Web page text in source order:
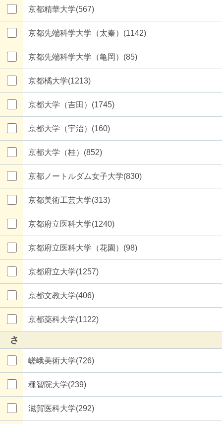
京都精華大学(567)
京都先端科学大学（太秦）(1142)
京都先端科学大学（亀岡）(85)
京都橘大学(1213)
京都大学（吉田）(1745)
京都大学（宇治）(160)
京都大学（桂）(852)
京都ノートルダム女子大学(830)
京都美術工芸大学(313)
京都府立医科大学(1240)
京都府立医科大学（花園）(98)
京都府立大学(1257)
京都文教大学(406)
京都薬科大学(1122)
さ
嵯峨美術大学(726)
種智院大学(239)
滋賀医科大学(292)